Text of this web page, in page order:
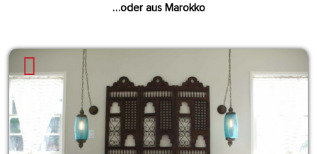
…oder aus Marokko